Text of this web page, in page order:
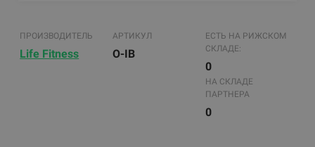
ПРОИЗВОДИТЕЛЬ
Life Fitness
АРТИКУЛ
O-IB
ЕСТЬ НА РИЖСКОМ
СКЛАДЕ:
0
НА СКЛАДЕ
ПАРТНЕРА
0